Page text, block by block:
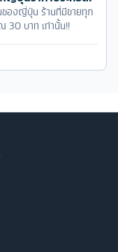
ของญี่ปุ่น ร้านที่มีขายทุก
30 บาท เท่านั้น!!